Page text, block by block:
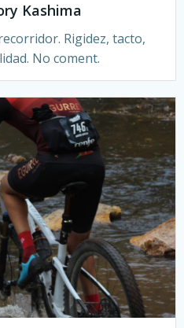
Kashima
Rigidez, tacto,
No coment.